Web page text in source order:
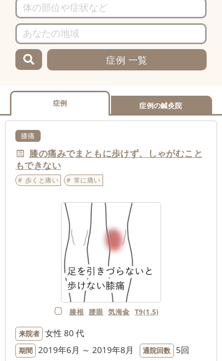
症例 一覧
症例 症例の鍼灸院
膝痛
膝の痛みでまともに歩けず、しゃがむこと
もできない
歩くと痛い 常に痛い
膝根 腰眼 気海兪 T9(1.5)
来院者 女性 80 代
期間 2019年6月 ～ 2019年8月 通院回数 5回